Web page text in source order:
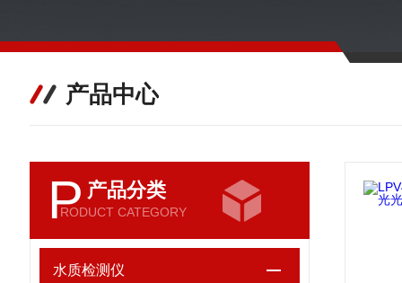
产品中心
P 产品分类
RODUCT CATEGORY
水质检测仪